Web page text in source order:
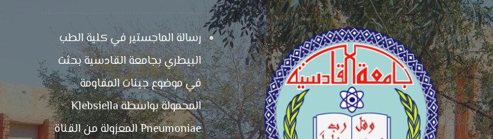
رسالة الماجستير في كلية الطب
البيطري بجامعة القادسية بحثت
في موضوع جينات المقاومة
المحمولة بواسطة Klebsiella
Pneumoniae المعزولة من القناة